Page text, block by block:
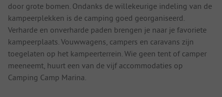
door grote bomen. Ondanks de willekeurige indeling van de
kampeerplekken is de camping goed georganiseerd.
Verharde en onverharde paden brengen je naar je favoriete
kampeerplaats. Vouwwagens, campers en caravans zijn
toegelaten op het kampeerterrein. Wie geen tent of camper
meeneemt, huurt een van de vijf accommodaties op
Camping Camp Marina.